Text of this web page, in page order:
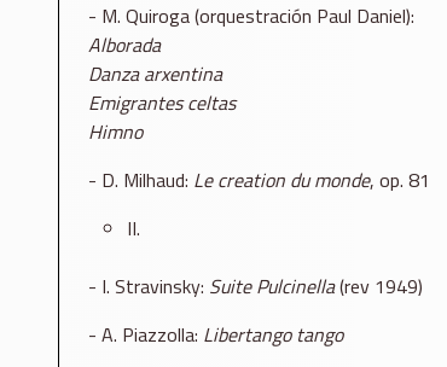
- M. Quiroga (orquestración Paul Daniel):
Alborada
Danza arxentina
Emigrantes celtas
Himno
- D. Milhaud: Le creation du monde, op. 81
II.
- I. Stravinsky: Suite Pulcinella(rev 1949)
- A. Piazzolla: Libertango tango